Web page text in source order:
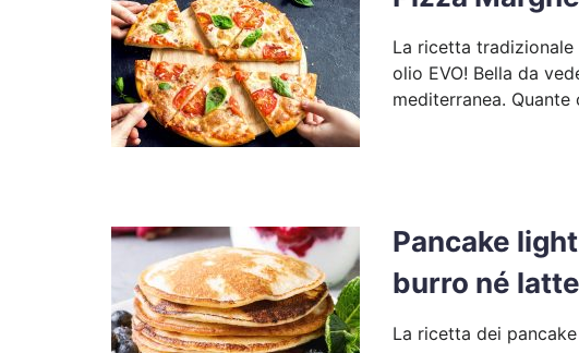
La ricetta
olio EVO! Bella da
mediterranea.
Pancake
burro né latte
La ricetta dei